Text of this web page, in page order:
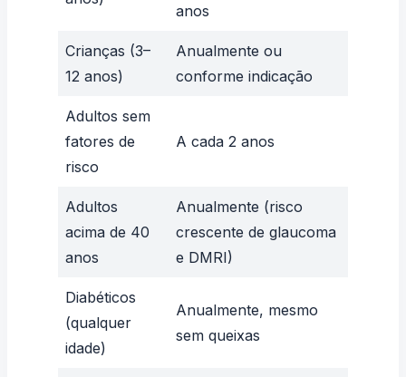
anos
Crianças (3–
12 anos)
Anualmente ou
conforme indicação
Adultos sem
fatores de
risco
A cada 2 anos
Adultos
acima de 40
anos
Anualmente (risco
crescente de glaucoma
e DMRI)
Diabéticos
(qualquer
idade)
Anualmente, mesmo
sem queixas